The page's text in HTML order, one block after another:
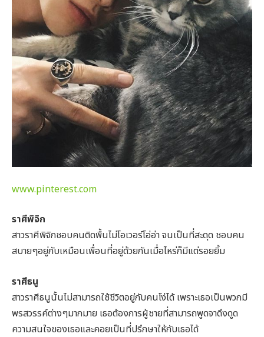
www.pinterest.com
ราศีพิจิก
สาวราศีพิจิกชอบคนติดพื้นไม่โอเวอร์โอ่อ่า จนเป็นที่สะดุด ชอบคน
สบายๆอยู่กับเหมือนเพื่อนที่อยู่ด้วยกันเมื่อไหร่ก็มีแต่รอยยิ้ม
ราศีธนู
สาวราศีธนูนั้นไม่สามารถใช้ชีวิตอยู่กับคนโง่ได้ เพราะเธอเป็นพวกมี
พรสวรรค์ต่างๆมากมาย เธอต้องการผู้ชายที่สามารถพูดจาดึงดูด
ความสนใจของเธอและคอยเป็นที่ปรึกษาให้กับเธอได้